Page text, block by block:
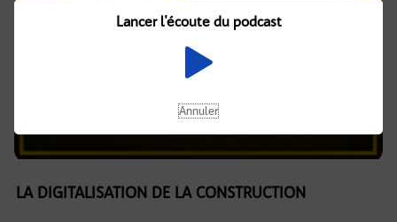
LA DIGITALISATION DE LA CONSTRUCTION
Lancer l'écoute du podcast
Annuler